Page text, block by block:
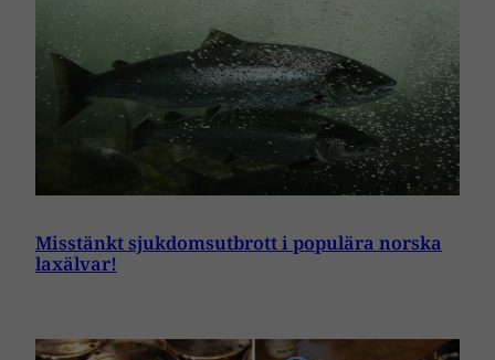
Misstänkt sjukdomsutbrott i populära norska
laxälvar!